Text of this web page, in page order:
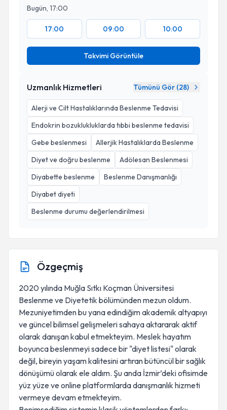
Bugün, 17:00
17:00 09:00 10:00
Takvimi Görüntüle
Uzmanlık Hizmetleri Tümünü Gör (28)
Alerji ve Cilt Hastalıklarında Beslenme Tedavisi
Endokrin bozuklukluklarda tıbbi beslenme tedavisi
Gebe beslenmesi
Allerjik Hastalıklarda Beslenme
Diyet ve doğru beslenme
Adölesan Beslenmesi
Diyabette beslenme
Beslenme Danışmanlığı
Diyabet diyeti
Beslenme durumu değerlendirilmesi
Özgeçmiş
2020 yılında Muğla Sıtkı Koçman Üniversitesi
Beslenme ve Diyetetik bölümünden mezun oldum.
Mezuniyetimden bu yana edindiğim akademik altyapıyı
ve güncel bilimsel gelişmeleri sahaya aktararak aktif
olarak danışan kabul etmekteyim. Meslek hayatım
boyunca beslenmeyi sadece bir "diyet listesi" olarak
değil, bireyin yaşam kalitesini artıran bütüncül bir sağlık
dönüşümü olarak ele aldım. Şu anda İzmir’deki ofisimde
yüz yüze ve online platformlarda danışmanlık hizmeti
vermeye devam etmekteyim.